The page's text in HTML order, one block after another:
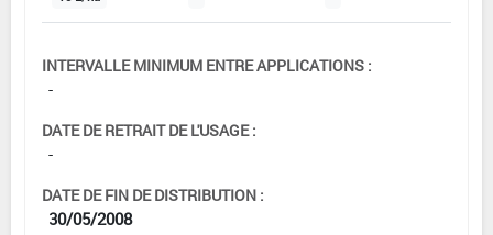
INTERVALLE MINIMUM ENTRE APPLICATIONS :
-
DATE DE RETRAIT DE L'USAGE :
-
DATE DE FIN DE DISTRIBUTION :
30/05/2008